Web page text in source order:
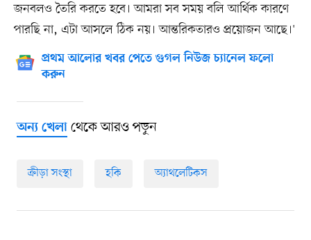
জনবলও তৈরি করতে হবে। আমরা সব সময় বলি আর্থিক কারণে
পারছি না, এটা আসলে ঠিক নয়। আন্তরিকতারও প্রয়োজন আছে।'
প্রথম আলোর খবর পেতে গুগল নিউজ চ্যানেল ফলো
করুন
অন্য খেলাথেকে আরও পড়ুন
ক্রীড়া সংস্থা হকি অ্যাথলেটিকস